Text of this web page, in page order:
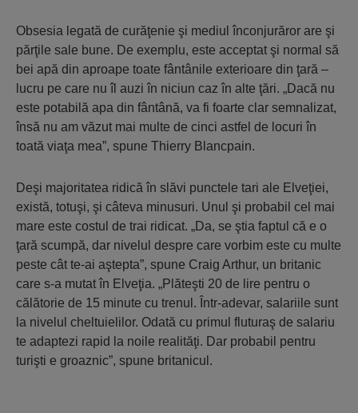
Obsesia legată de curăţenie şi mediul înconjurăror are şi
părţile sale bune. De exemplu, este acceptat şi normal să
bei apă din aproape toate fântânile exterioare din ţară –
lucru pe care nu îl auzi în niciun caz în alte ţări. „Dacă nu
este potabilă apa din fântână, va fi foarte clar semnalizat,
însă nu am văzut mai multe de cinci astfel de locuri în
toată viaţa mea”, spune Thierry Blancpain.
Deşi majoritatea ridică în slăvi punctele tari ale Elveţiei,
există, totuşi, şi câteva minusuri. Unul şi probabil cel mai
mare este costul de trai ridicat. „Da, se ştia faptul că e o
ţară scumpă, dar nivelul despre care vorbim este cu multe
peste cât te-ai aştepta”, spune Craig Arthur, un britanic
care s-a mutat în Elveţia. „Plăteşti 20 de lire pentru o
călătorie de 15 minute cu trenul. Într-adevar, salariile sunt
la nivelul cheltuielilor. Odată cu primul fluturaş de salariu
te adaptezi rapid la noile realităţi. Dar probabil pentru
turişti e groaznic”, spune britanicul.